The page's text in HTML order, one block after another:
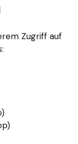
Zugriff auf